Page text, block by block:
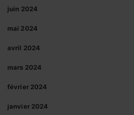
juin 2024
mai 2024
avril 2024
mars 2024
février 2024
janvier 2024